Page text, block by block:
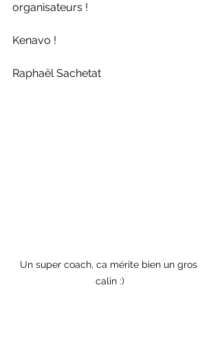
organisateurs !
Kenavo !
Raphaël Sachetat
Un super coach, ca mérite bien un gros
calin :)